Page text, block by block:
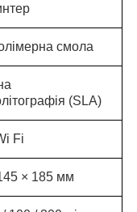
смола
(SLA)
Fi
× 185 мм